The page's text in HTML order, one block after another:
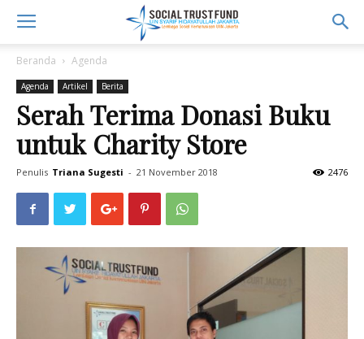
Beranda Agenda
Agenda Artikel Berita
Serah Terima Donasi Buku
untuk Charity Store
Penulis Triana Sugesti - 21 November 2018 2476